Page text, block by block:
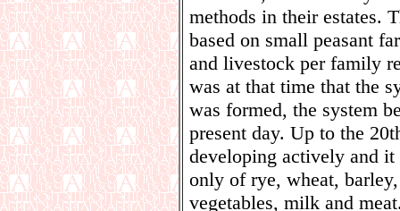
methods in their estates.
based on small peasant
and livestock per family
was at that time that the
was formed, the system
present day. Up to the
developing actively and it
only of rye, wheat,
vegetables, milk and